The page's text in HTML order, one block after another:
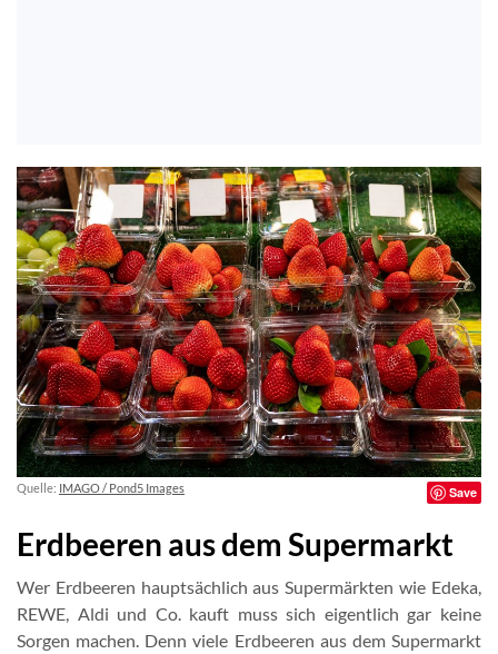
Quelle: IMAGO / Pond5 Images Save
Erdbeeren aus dem Supermarkt
Wer Erdbeeren hauptsächlich aus Supermärkten wie Edeka,
REWE, Aldi und Co. kauft muss sich eigentlich gar keine
Sorgen machen. Denn viele Erdbeeren aus dem Supermarkt